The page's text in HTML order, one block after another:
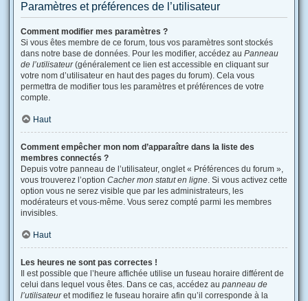
Paramètres et préférences de l’utilisateur
Comment modifier mes paramètres ?
Si vous êtes membre de ce forum, tous vos paramètres sont stockés
dans notre base de données. Pour les modifier, accédez au Panneau
de l’utilisateur(généralement ce lien est accessible en cliquant sur
votre nom d’utilisateur en haut des pages du forum). Cela vous
permettra de modifier tous les paramètres et préférences de votre
compte.
Haut
Comment empêcher mon nom d’apparaître dans la liste des
membres connectés ?
Depuis votre panneau de l’utilisateur, onglet « Préférences du forum »,
vous trouverez l’option Cacher mon statut en ligne. Si vous activez cette
option vous ne serez visible que par les administrateurs, les
modérateurs et vous-même. Vous serez compté parmi les membres
invisibles.
Haut
Les heures ne sont pas correctes !
Il est possible que l’heure affichée utilise un fuseau horaire différent de
celui dans lequel vous êtes. Dans ce cas, accédez au panneau de
l’utilisateuret modifiez le fuseau horaire afin qu’il corresponde à la